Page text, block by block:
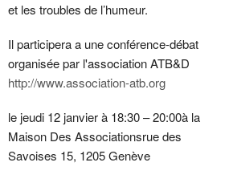
et les troubles de l’humeur.
Il participera a une conférence-débat
organisée par l'association ATB&D
http://www.association-atb.org
le jeudi 12 janvier à 18:30 – 20:00à la
Maison Des Associationsrue des
Savoises 15, 1205 Genève